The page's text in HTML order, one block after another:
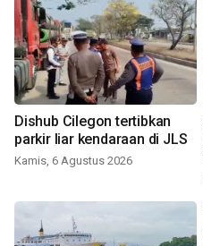
Dishub Cilegon tertibkan
parkir liar kendaraan di JLS
Kamis, 6 Agustus 2026